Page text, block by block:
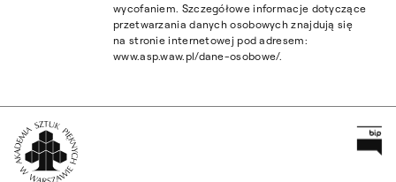
wycofaniem. Szczegółowe informacje dotyczące
przetwarzania danych osobowych znajdują się
na stronie internetowej pod adresem:
www.asp.waw.pl/dane-osobowe/.